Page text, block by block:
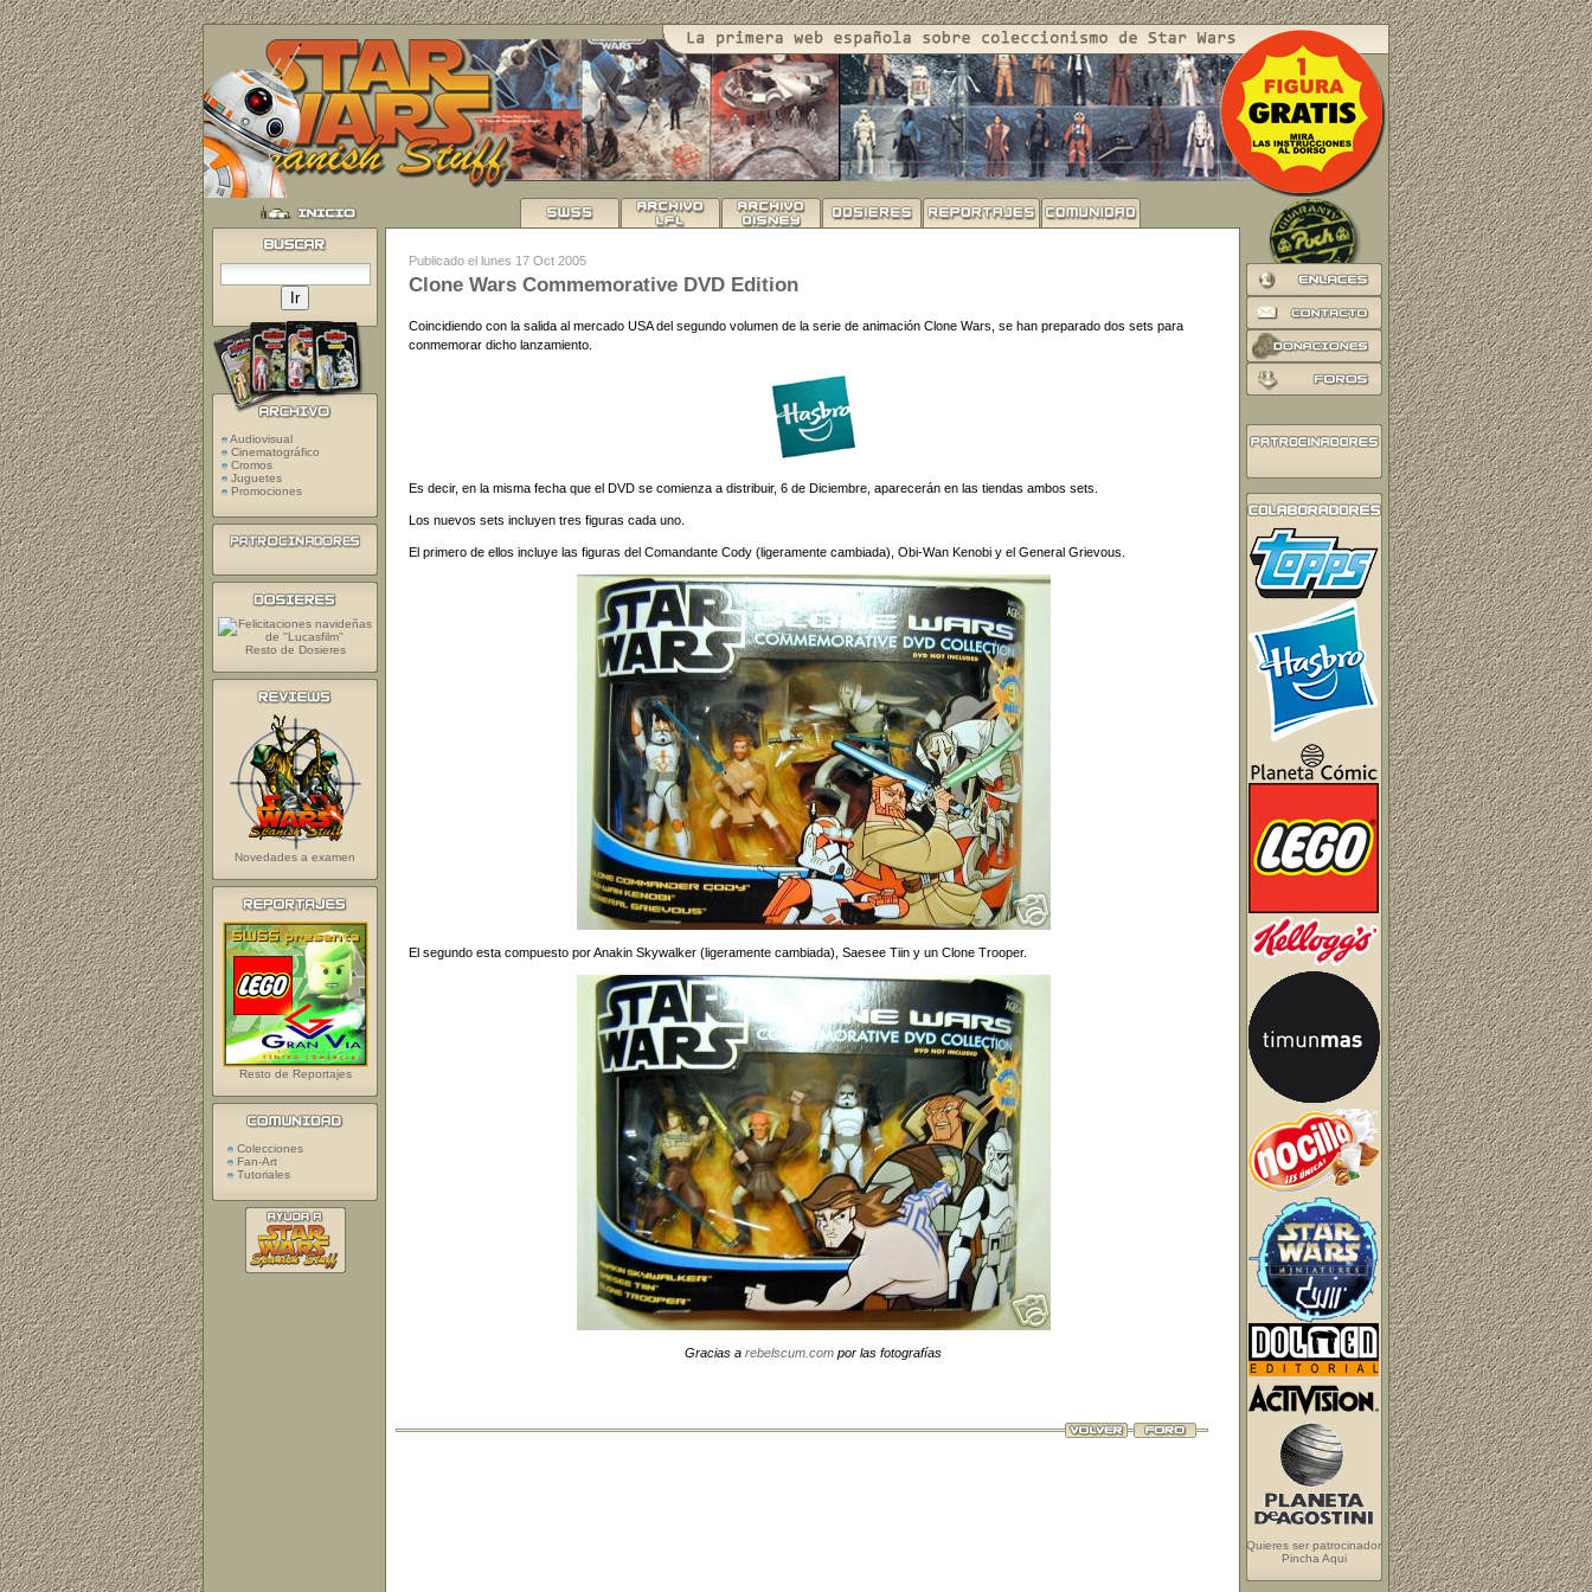
Publicado el lunes 17 Oct 2005
Clone Wars Commemorative DVD Edition
Coincidiendo con la salida al mercado USA del segundo volumen de la serie de animación Clone Wars, se han preparado dos sets para
conmemorar dicho lanzamiento.
Es decir, en la misma fecha que el DVD se comienza a distribuir, 6 de Diciembre, aparecerán en las tiendas ambos sets.
Los nuevos sets incluyen tres figuras cada uno.
El primero de ellos incluye las figuras del Comandante Cody (ligeramente cambiada), Obi-Wan Kenobi y el General Grievous.
El segundo esta compuesto por Anakin Skywalker (ligeramente cambiada), Saesee Tiin y un Clone Trooper.
Gracias a rebelscum.com por las fotografías
Quieres ser patrocinador
Pincha Aqui
Audiovisual
Cinematográfico
Cromos
Juguetes
Promociones
Resto de Dosieres
Novedades a examen
Resto de Reportajes
Colecciones
Fan-Art
Tutoriales